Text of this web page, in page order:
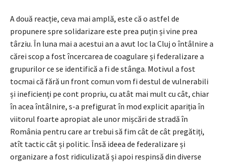
A două reacție, ceva mai amplă, este că o astfel de
propunere spre solidarizare este prea puțin și vine prea
târziu. În luna mai a acestui an a avut loc la Cluj o întâlnire a
cărei scop a fost încercarea de coagulare și federalizare a
grupurilor ce se identifică a fi de stânga. Motivul a fost
tocmai că fără un front comun vom fi destul de vulnerabili
și ineficienți pe cont propriu, cu atât mai mult cu cât, chiar
în acea întâlnire, s-a prefigurat în mod explicit apariția în
viitorul foarte apropiat ale unor mișcări de stradă în
România pentru care ar trebui să fim cât de cât pregătiți,
atît tactic cât și politic. Însă ideea de federalizare și
organizare a fost ridiculizată și apoi respinsă din diverse